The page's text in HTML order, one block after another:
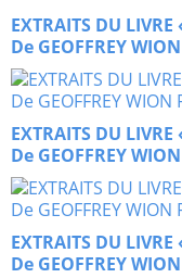
EXTRAITS DU LIVRE
De GEOFFREY
EXTRAITS DU LIVRE
De GEOFFREY
EXTRAITS DU LIVRE
De GEOFFREY